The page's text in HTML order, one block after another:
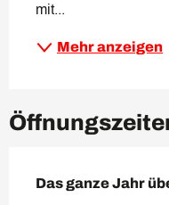
mit...
Mehr anzeigen
Das ganze Jahr
Das ganze Jahr